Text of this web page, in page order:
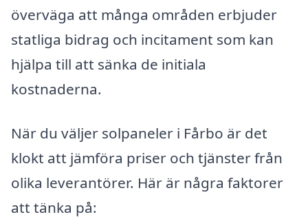
överväga att många områden erbjuder
statliga bidrag och incitament som kan
hjälpa till att sänka de initiala
kostnaderna.
När du väljer solpaneler i Fårbo är det
klokt att jämföra priser och tjänster från
olika leverantörer. Här är några faktorer
att tänka på: